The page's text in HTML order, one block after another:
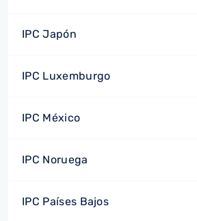
IPC Japón
IPC Luxemburgo
IPC México
IPC Noruega
IPC Países Bajos